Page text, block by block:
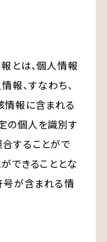
とは、個人情報
報、すなわち、
情報に含まれる
の個人を識別す
することがで
できることとな
号が含まれる情